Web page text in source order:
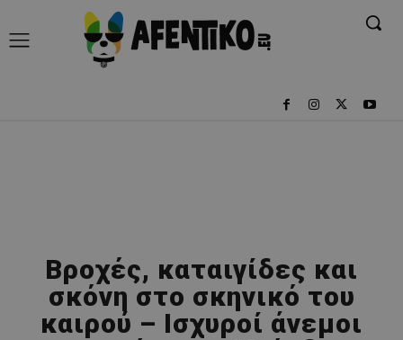
Βροχές, καταιγίδες και
σκόνη στο σκηνικό του
καιρού – Ισχυροί άνεμοι